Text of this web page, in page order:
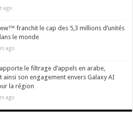
ago
franchit le cap des 5,3 millions d’unités
le monde
ago
le filtrage d’appels en arabe,
ainsi son engagement envers Galaxy AI
la région
ago